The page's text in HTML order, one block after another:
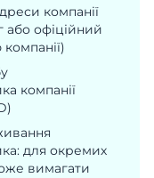
компанії
або офіційний
компанії
для окремих
вимагати